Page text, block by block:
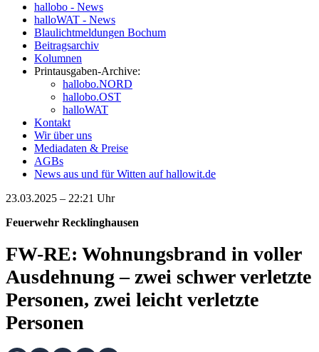
hallobo - News
halloWAT - News
Blaulichtmeldungen Bochum
Beitragsarchiv
Kolumnen
Printausgaben-Archive:
hallobo.NORD
hallobo.OST
halloWAT
Kontakt
Wir über uns
Mediadaten & Preise
AGBs
News aus und für Witten auf hallowit.de
23.03.2025 – 22:21 Uhr
Feuerwehr Recklinghausen
FW-RE: Wohnungsbrand in voller
Ausdehnung – zwei schwer verletzte
Personen, zwei leicht verletzte
Personen